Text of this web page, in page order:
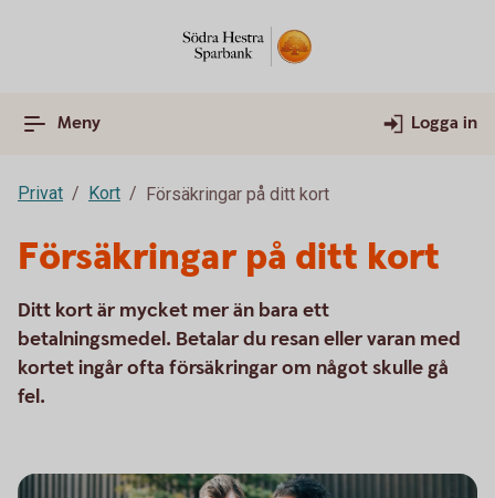
Meny Logga in
Privat Kort Försäkringar på ditt kort
Försäkringar på ditt kort
Ditt kort är mycket mer än bara ett
betalningsmedel. Betalar du resan eller varan med
kortet ingår ofta försäkringar om något skulle gå
fel.